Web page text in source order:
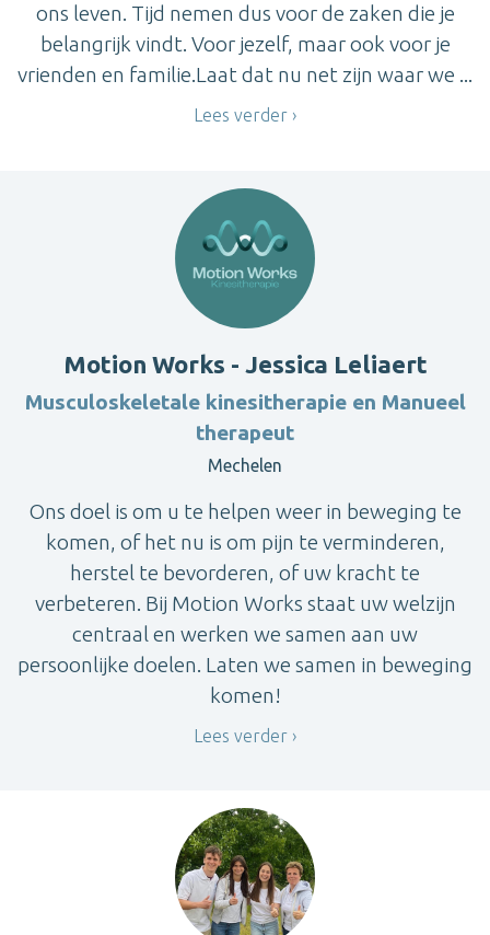
ons leven. Tijd nemen dus voor de zaken die je
belangrijk vindt. Voor jezelf, maar ook voor je
vrienden en familie.Laat dat nu net zijn waar we ...
Lees verder
Motion Works - Jessica Leliaert
Musculoskeletale kinesitherapie en Manueel
therapeut
Mechelen
Ons doel is om u te helpen weer in beweging te
komen, of het nu is om pijn te verminderen,
herstel te bevorderen, of uw kracht te
verbeteren. Bij Motion Works staat uw welzijn
centraal en werken we samen aan uw
persoonlijke doelen. Laten we samen in beweging
komen!
Lees verder